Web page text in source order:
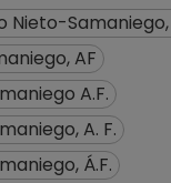
hasta
Nieto-
AF
A.F.
A. F.
Á.F.